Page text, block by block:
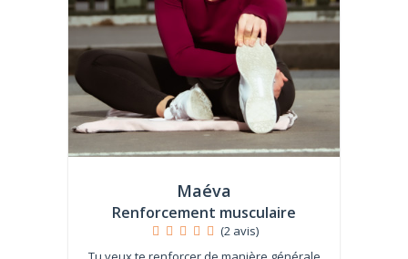
Maéva
Renforcement musculaire
(2 avis)